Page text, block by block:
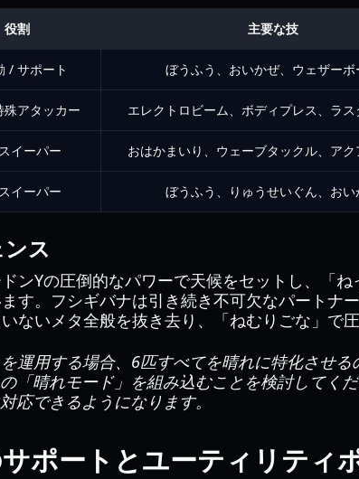
役割 主要な技
/ サポート ぼうふう、おいかぜ、ウェザーボ
殊アタッカー エレクトロビーム、ボディプレス、ラス
イーパー おはかまいり、ウェーブタックル、アク
イーパー ぼうふう、りゅうせいぐん、おい
ス
ンYの圧倒的なパワーで天候をセットし、「
す。フシギバナは引き続き不可欠なパートナ
ないメタ全般を抜き去り、「ねむりごな」で圧
運用する場合、6匹すべてを晴れに特化させ
「晴れモード」を組み込むことを検討してく
応できるようになります。
ポートとユーティリティ